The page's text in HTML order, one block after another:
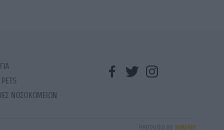
ΝΟΣΟΚΟΜΕΙΩΝ
PRODUCED BY WHISKEY